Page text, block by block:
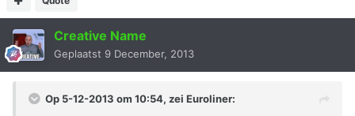
Creative Name
Geplaatst 9 December, 2013
Op 5-12-2013 om 10:54, zei Euroliner: